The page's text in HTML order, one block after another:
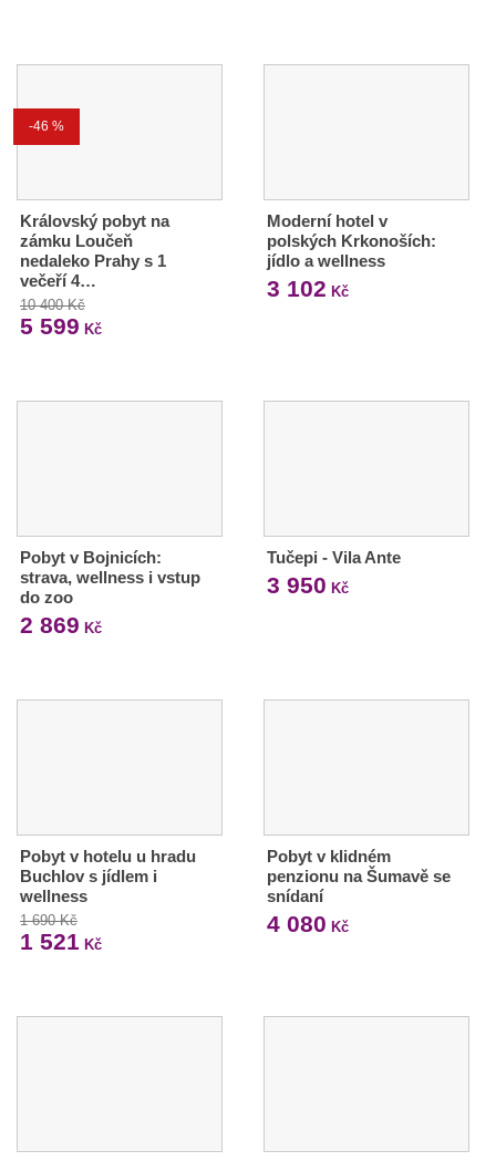
-46 %
Královský pobyt na
zámku Loučeň
nedaleko Prahy s 1
večeří 4…
10 400 Kč
5 599 Kč
Moderní hotel v
polských Krkonoších:
jídlo a wellness
3 102 Kč
Pobyt v Bojnicích:
strava, wellness i vstup
do zoo
2 869 Kč
Tučepi - Vila Ante
3 950 Kč
Pobyt v hotelu u hradu
Buchlov s jídlem i
wellness
1 690 Kč
1 521 Kč
Pobyt v klidném
penzionu na Šumavě se
snídaní
4 080 Kč